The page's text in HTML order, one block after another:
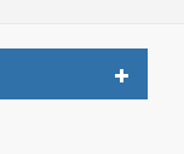
Toggle